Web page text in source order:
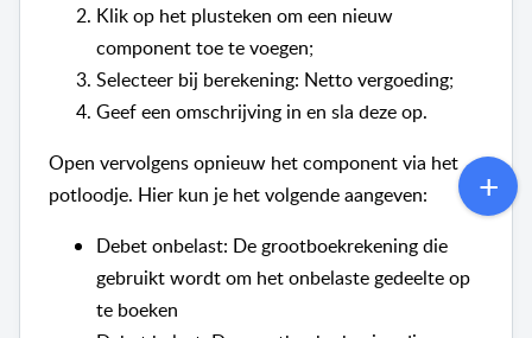
Klik op het plusteken om een nieuw
component toe te voegen;
Selecteer bij berekening: Netto vergoeding;
Geef een omschrijving in en sla deze op.
Open vervolgens opnieuw het component via het
potloodje. Hier kun je het volgende aangeven:
Debet onbelast: De grootboekrekening die
gebruikt wordt om het onbelaste gedeelte op
te boeken